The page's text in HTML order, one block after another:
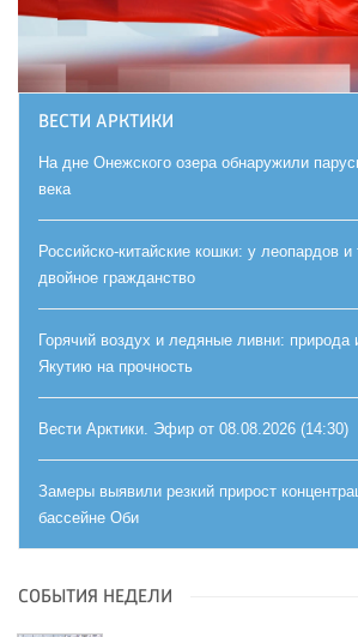
ВЕСТИ АРКТИКИ
На дне Онежского озера обнаружили
века
Российско-китайские кошки: у леопардов и
двойное гражданство
Горячий воздух и ледяные ливни: природа
Якутию на прочность
Вести Арктики. Эфир от 08.08.2026 (14:30)
Замеры выявили резкий прирост
бассейне Оби
СОБЫТИЯ НЕДЕЛИ